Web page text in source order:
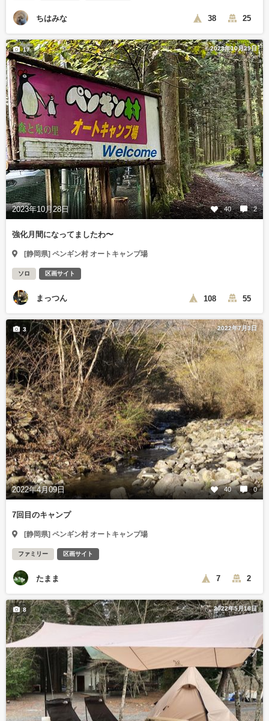
ちはみな 38 25
2023年10月29日
2023年10月28日 40 2
17
強化月間になってましたわ〜
[静岡県] ペンギン村 オートキャンプ場
ソロ 区画サイト
まっつん 108 55
2022年7月3日
2022年4月09日 40 0
3
7回目のキャンプ
[静岡県] ペンギン村 オートキャンプ場
ファミリー 区画サイト
たまま 7 2
2022年5月16日
8